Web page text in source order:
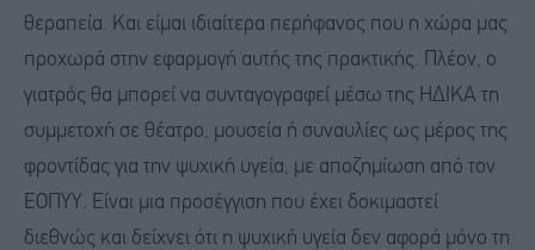
θεραπεία. Και είμαι ιδιαίτερα περήφανος που η χώρα μας
προχωρά στην εφαρμογή αυτής της πρακτικής. Πλέον, ο
γιατρός θα μπορεί να συνταγογραφεί μέσω της ΗΔΙΚΑ τη
συμμετοχή σε θέατρο, μουσεία ή συναυλίες ως μέρος της
φροντίδας για την ψυχική υγεία, με αποζημίωση από τον
ΕΟΠΥΥ. Είναι μια προσέγγιση που έχει δοκιμαστεί
διεθνώς και δείχνει ότι η ψυχική υγεία δεν αφορά μόνο τη